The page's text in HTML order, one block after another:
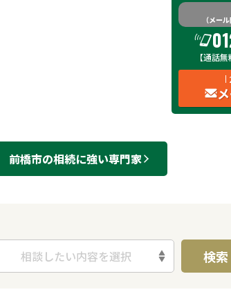
（メー
【通話
前橋市の相続に強い専門家
相談したい内容を選択 検索